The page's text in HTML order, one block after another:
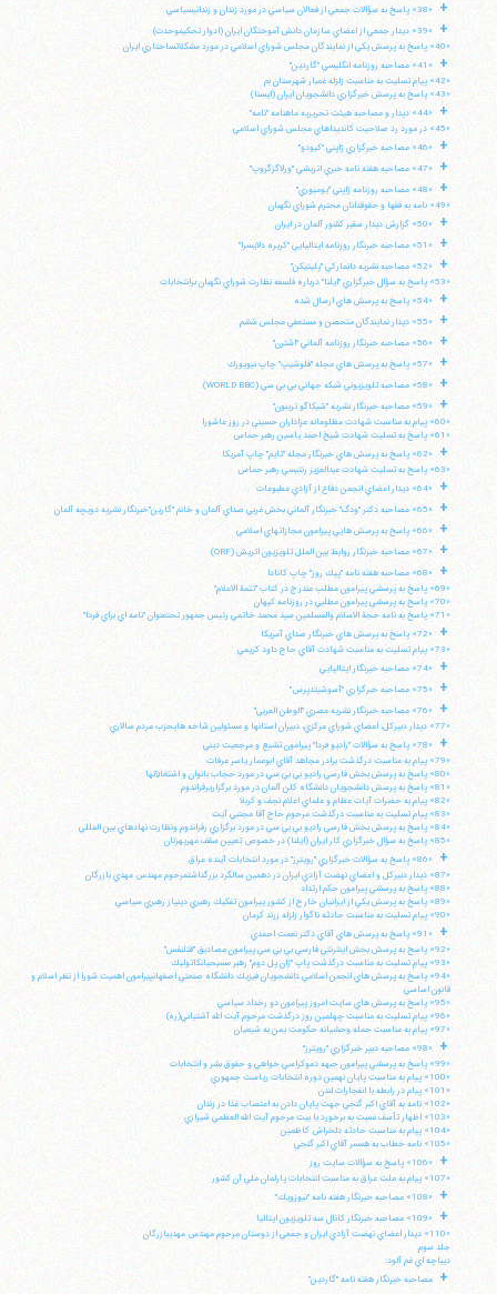
+ «38» پاسخ به سؤالات جمعي از فعالان سياسي در مورد زندان و زندانيسياسي
+
«39» ديدار جمعي از اعضاي سازمان دانش آموختگان ايران (ادوار تحكيموحدت)
«40» پاسخ به پرسش يكي از نمايندگان مجلس شوراي اسلامي در مورد مشكلاتساختاري ايران
+
«41» مصاحبه روزنامه انگليسي "گاردين"
«42» پيام تسليت به مناسبت زلزله غمبار شهرستان بم
«43» پاسخ به پرسش خبرگزاري دانشجويان ايران (ايسنا)
+
«44» ديدار و مصاحبه هيئت تحريريه ماهنامه "نامه"
«45» در مورد رد صلاحيت كانديداهاي مجلس شوراي اسلامي
+ «46» مصاحبه خبرگزاري ژاپني "كيودو"
+ «47» مصاحبه هفته نامه خبري اتريشي "ورلاگزگروپ"
+
«48» مصاحبه روزنامه ژاپني "يوميوري"
«49» نامه به فقها و حقوقدانان محترم شوراي نگهبان
+ «50» گزارش ديدار سفير كشور آلمان در ايران
+ «51» مصاحبه خبرنگار روزنامه ايتاليايي "كريره دلايسرا"
+
«52» مصاحبه نشريه دانماركي "پليتيكن"
«53» پاسخ به سؤال خبرگزاري "ايلنا" درباره فلسفه نظارت شوراي نگهبان برانتخابات
+ «54» پاسخ به پرسش هاي ارسال شده
+ «55» ديدار نمايندگان متحصن و مستعفي مجلس ششم
+ «56» مصاحبه خبرنگار روزنامه آلماني "اشترن"
+ «57» پاسخ به پرسش هاي مجله "فلوشيپ" چاپ نيويورك
+ «58» مصاحبه تلويزيوني شبكه جهاني بي بي سي (WORLD BBC)
+
«59» مصاحبه خبرنگار نشريه "شيكاگو تريبون"
«60» پيام به مناسبت شهادت مظلومانه عزاداران حسيني در روز عاشورا
«61» پاسخ به تسليت شهادت شيخ احمد ياسين رهبر حماس
+
«62» پاسخ به پرسش هاي خبرنگار مجله "تايم" چاپ آمريكا
«63» پاسخ به تسليت شهادت عبدالعزيز رنتيسي رهبر حماس
+ «64» ديدار اعضاي انجمن دفاع از آزادي مطبوعات
+ «65» مصاحبه دكتر "ودگ" خبرنگار آلماني بخش غربي صداي آلمان و خانم "گارين"خبرنگار نشريه دويچه آلمان
+ «66» پاسخ به پرسش هايي پيرامون مجازاتهاي اسلامي
+ «67» مصاحبه خبرنگار روابط بين الملل تلويزيون اتريش (ORF)
+
«68» مصاحبه هفته نامه "پيك روز" چاپ كانادا
«69» پاسخ به پرسشي پيرامون مطلب مندرج در كتاب "تتمة الاعلام"
«70» پاسخ به پرسشي پيرامون مطلبي در روزنامه كيهان
«71» پاسخ به نامه حجة الاسلام والمسلمين سيد محمد خاتمي رئيس جمهور تحتعنوان "نامه اي براي فردا"
+
«72» پاسخ به پرسش هاي خبرنگار صداي آمريكا
«73» پيام تسليت به مناسبت شهادت آقاي حاج داود كريمي
+ «74» مصاحبه خبرنگار ايتاليايي
+ «75» مصاحبه خبرگزاري "آسوشيتدپرس"
+
«76» مصاحبه خبرنگار نشريه مصري "الوطن العربي"
«77» ديدار دبيركل، اعضاي شوراي مركزي، دبيران استانها و مسئولين شاخه هايحزب مردم سالاري
+
«78» پاسخ به سؤالات "راديو فردا" پيرامون تشيع و مرجعيت ديني
«79» پيام به مناسبت درگذشت برادر مجاهد آقاي ابوعمار ياسر عرفات
«80» پاسخ به پرسش بخش فارسي راديو بي بي سي در مورد حجاب بانوان و اشتغالآنها
«81» پاسخ به پرسش دانشجويان دانشگاه كلن آلمان در مورد برگزاريرفراندوم
«82» پيام به حضرات آيات عظام و علماي اعلام نجف و كربلا
«83» پيام تسليت به مناسبت درگذشت مرحوم حاج آقا مجتبي آيت
«84» پاسخ به پرسش بخش فارسي راديو بي بي سي در مورد برگزاري رفراندوم ونظارت نهادهاي بين المللي
«85» پاسخ به سؤال خبرگزاري كار ايران (ايلنا) در خصوص تعيين سقف مهريهزنان
+
«86» پاسخ به سؤالات خبرگزاري "رويترز" در مورد انتخابات آينده عراق
«87» ديدار دبيركل و اعضاي نهضت آزادي ايران در دهمين سالگرد بزرگداشتمرحوم مهندس مهدي بازرگان
«88» پاسخ به پرسشي پيرامون حكم ارتداد
«89» پاسخ به پرسش يكي از ايرانيان خارج از كشور پيرامون تفكيك رهبري دينياز رهبري سياسي
«90» پيام تسليت به مناسبت حادثه ناگوار زلزله زرند كرمان
+
«91» پاسخ به پرسش هاي آقاي دكتر نعمت احمدي
«92» پاسخ به پرسش بخش اينترنتي فارسي بي بي سي پيرامون مصاديق "قتلنفس"
«93» پيام تسليت به مناسبت درگذشت پاپ "ژان پل دوم" رهبر مسيحيانكاتوليك
«94» پاسخ به پرسش هاي انجمن اسلامي دانشجويان فيزيك دانشگاه صنعتي اصفهانپيرامون اهميت شورا از نظر اسلام و
قانون اساسي
«95» پاسخ به پرسش هاي سايت امروز پيرامون دو رخداد سياسي
«96» پيام تسليت به مناسبت چهلمين روز درگذشت مرحوم آيت الله آشتياني(ره)
«97» پيام به مناسبت حمله وحشيانه حكومت يمن به شيعيان
+
«98» مصاحبه دبير خبرگزاري "رويترز"
«99» پاسخ به پرسشي پيرامون جبهه دموكراسي خواهي و حقوق بشر و انتخابات
«100» پيام به مناسبت پايان نهمين دوره انتخابات رياست جمهوري
«101» پيام در رابطه با انفجارات لندن
«102» نامه به آقاي اكبر گنجي جهت پايان دادن به اعتصاب غذا در زندان
«103» اظهار تأسف نسبت به برخورد با بيت مرحوم آيت الله العظمي شيرازي
«104» پيام به مناسبت حادثه دلخراش كاظمين
«105» نامه خطاب به همسر آقاي اكبر گنجي
+
«106» پاسخ به سؤالات سايت روز
«107» پيام به ملت عراق به مناسبت انتخابات پارلمان ملي آن كشور
+ «108» مصاحبه خبرنگار هفته نامه "نيوزويك"
+
«109» مصاحبه خبرنگار كانال سه تلويزيون ايتاليا
«110» ديدار اعضاي نهضت آزادي ايران و جمعي از دوستان مرحوم مهندس مهديبازرگان
جلد سوم
ديباچه اي غم آلود:
+ مصاحبه خبرنگار هفته نامه "گاردين"
آیت‌الله منتظری
وب سایت رسمی آیت‌الله منتظری
ایران
قم
میدان مصلّی، بلوار شهید محمّد منتظری، كوچه
شماره ٨
کد پستی: 3713744381
تلفن 37740011-25-98+ تا 14
فکس 37740015-25-98+